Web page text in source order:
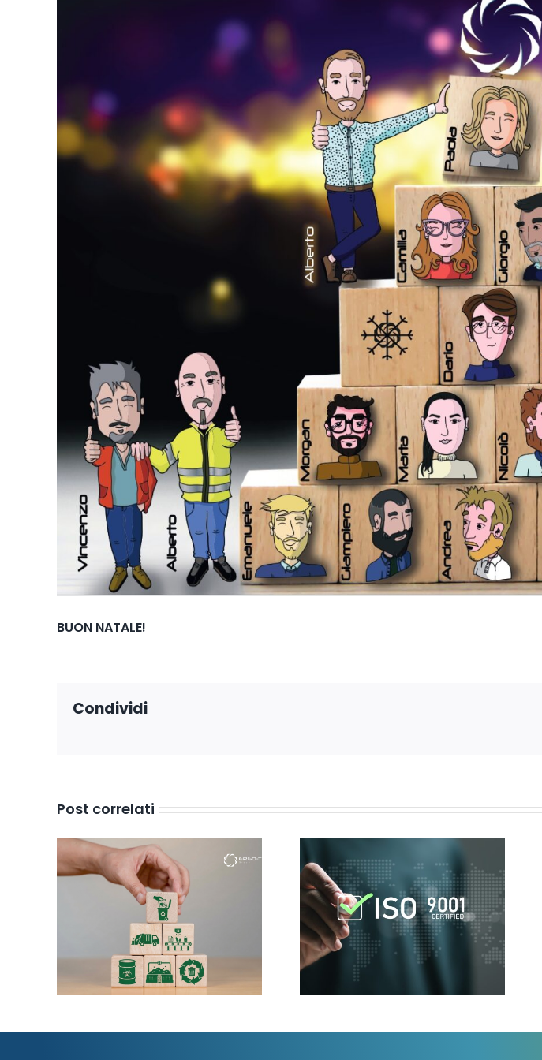
BUON NATALE!
Condividi
Post correlati